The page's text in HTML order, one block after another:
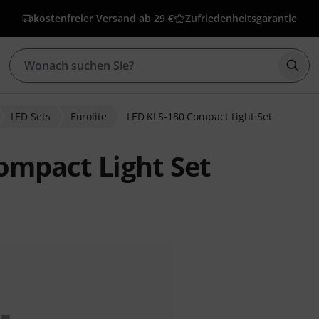
kostenfreier Versand ab 29 € Zufriedenheitsgarantie
LED Sets Eurolite LED KLS-180 Compact Light Set
Light Set